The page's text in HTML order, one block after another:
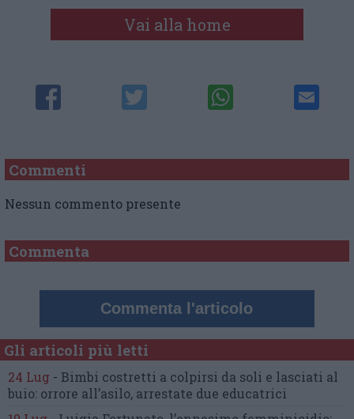
Vai alla home
Commenti
Nessun commento presente
Commenta
Commenta l'articolo
Gli articoli più letti
24 Lug - Bimbi costretti a colpirsi da soli e lasciati al
buio: orrore all’asilo, arrestate due educatrici